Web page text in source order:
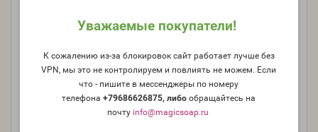
Уважаемые покупатели!
К сожалению из-за блокировок сайт работает лучше без
VPN, мы это не контролируем и повлиять не можем. Если
что - пишите в мессенджеры по номеру
телефона+79686626875, либообращайтесь на
почту info@magicsoap.ru
MSGuard BBD Green, консервант